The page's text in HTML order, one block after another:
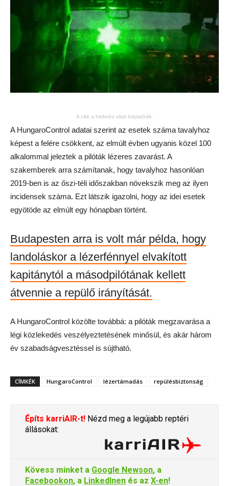
A cikk a hirdetés alatt folytatódik.
A HungaroControl adatai szerint az esetek száma tavalyhoz
képest a felére csökkent, az elmúlt évben ugyanis közel 100
alkalommal jeleztek a pilóták lézeres zavarást. A
szakemberek arra számítanak, hogy tavalyhoz hasonlóan
2019-ben is az őszi-téli időszakban növekszik meg az ilyen
incidensek száma. Ezt látszik igazolni, hogy az idei esetek
egyötöde az elmúlt egy hónapban történt.
Budapesten arra is volt már példa, hogy
landoláskor a lézerfénnyel elvakított
kapitánytól a másodpilótának kellett
átvennie a repülő irányítását.
A HungaroControl közölte továbbá: a pilóták megzavarása a
légi közlekedés veszélyeztetésének minősül, és akár három
év szabadságvesztéssel is sújtható.
CÍMKÉK HungaroControl lézertámadás repülésbiztonság
Építs karriAIR-t! Nézd meg a legújabb reptéri
állásokat:
Kövess minket a Google Newson, a
Facebookon, a LinkedInen és az X-en!